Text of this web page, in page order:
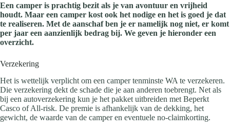
Een camper is prachtig bezit als je van avontuur en vrijheid
houdt. Maar een camper kost ook het nodige en het is goed je dat
te realiseren. Met de aanschaf ben je er namelijk nog niet, er komt
per jaar een aanzienlijk bedrag bij. We geven je hieronder een
overzicht.
Verzekering
Het is wettelijk verplicht om een camper tenminste WA te verzekeren.
Die verzekering dekt de schade die je aan anderen toebrengt. Net als
bij een autoverzekering kun je het pakket uitbreiden met Beperkt
Casco of All-risk. De premie is afhankelijk van de dekking, het
gewicht, de waarde van de camper en eventuele no-claimkorting.